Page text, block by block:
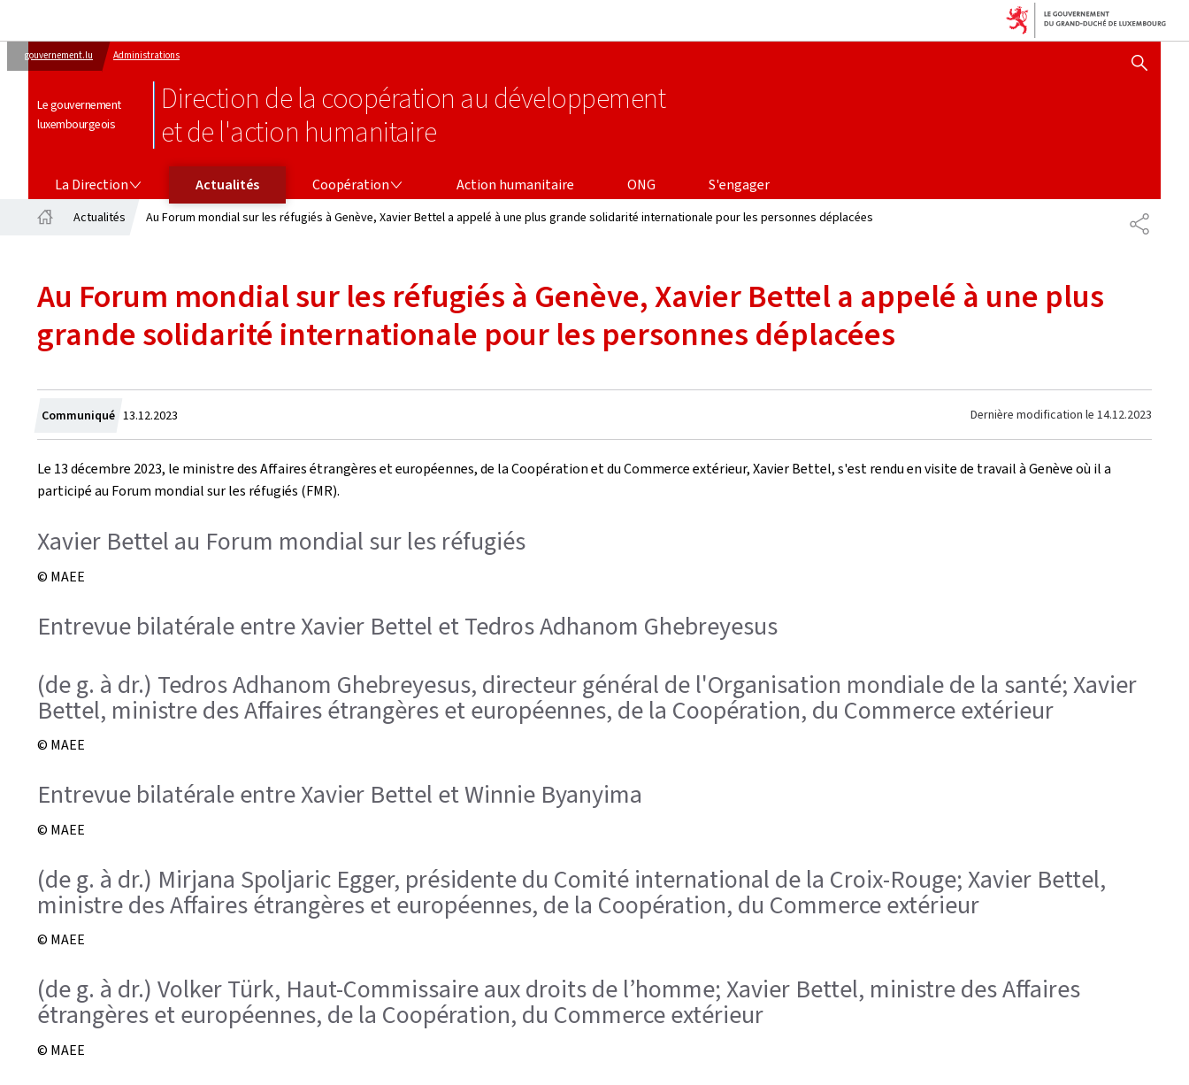
gouvernement.lu Administrations
Le gouvernement
luxembourgeois
Direction de la coopération au développement
et de l'action humanitaire
AFFICHER / MASQUER
La Direction Actualités Coopération
COOPÉRATION
Action humanitaire ONG
S'engager
Actualités Au Forum mondial sur les réfugiés à Genève, Xavier Bettel a appelé à une plus grande solidarité internationale pour les personnes déplacées
Au Forum mondial sur les réfugiés à Genève, Xavier Bettel a appelé à une plus
grande solidarité internationale pour les personnes déplacées
Communiqué Crée
le
13.12.2023 Dernière modification le 14.12.2023
Le 13 décembre 2023, le ministre des Affaires étrangères et européennes, de la Coopération et du Commerce extérieur, Xavier Bettel, s'est rendu en visite de travail à Genève où il a
participé au Forum mondial sur les réfugiés (FMR).
Xavier Bettel au Forum mondial sur les réfugiés
© MAEE
Entrevue bilatérale entre Xavier Bettel et Tedros Adhanom Ghebreyesus
(de g. à dr.) Tedros Adhanom Ghebreyesus, directeur général de l'Organisation mondiale de la santé; Xavier
Bettel, ministre des Affaires étrangères et européennes, de la Coopération, du Commerce extérieur
© MAEE
Entrevue bilatérale entre Xavier Bettel et Winnie Byanyima
© MAEE
(de g. à dr.) Mirjana Spoljaric Egger, présidente du Comité international de la Croix-Rouge; Xavier Bettel,
ministre des Affaires étrangères et européennes, de la Coopération, du Commerce extérieur
© MAEE
(de g. à dr.) Volker Türk, Haut-Commissaire aux droits de l’homme; Xavier Bettel, ministre des Affaires
étrangères et européennes, de la Coopération, du Commerce extérieur
© MAEE